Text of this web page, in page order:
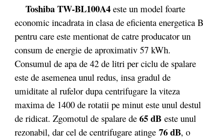
Toshiba TW-BL100A4 este un model foarte
economic incadrata in clasa de eficienta energetica B
pentru care este mentionat de catre producator un
consum de energie de aproximativ 57 kWh.
Consumul de apa de 42 de litri per ciclu de spalare
este de asemenea unul redus, insa gradul de
umiditate al rufelor dupa centrifugare la viteza
maxima de 1400 de rotatii pe minut este unul destul
de ridicat. Zgomotul de spalare de 65 dB este unul
rezonabil, dar cel de centrifugare atinge 76 dB, o